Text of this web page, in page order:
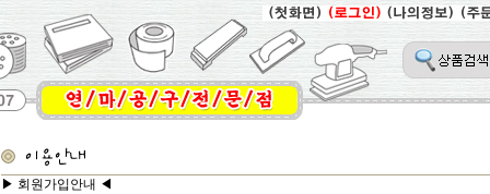
▶ 회원가입안내 ◀